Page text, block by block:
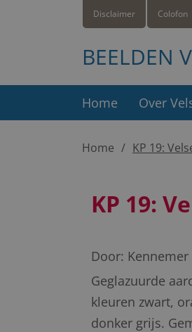
Colofon
Disclaimer
BEELDEN
Home Over
Home KP 19:
KP 19:
Door:
Geglazuurde
kleuren zwart,
donker grijs.